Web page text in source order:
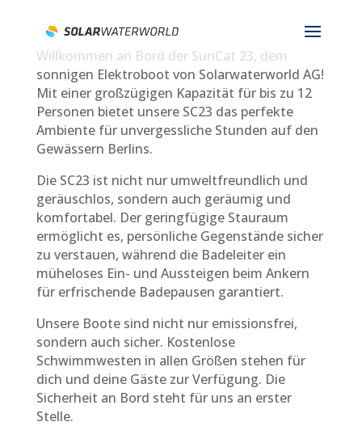
Willkommen an Bord der SunCat 23, dem
sonnigen Elektroboot von Solarwaterworld AG!
Mit einer großzügigen Kapazität für bis zu 12
Personen bietet unsere SC23 das perfekte
Ambiente für unvergessliche Stunden auf den
Gewässern Berlins.
Die SC23 ist nicht nur umweltfreundlich und
geräuschlos, sondern auch geräumig und
komfortabel. Der geringfügige Stauraum
ermöglicht es, persönliche Gegenstände sicher
zu verstauen, während die Badeleiter ein
müheloses Ein- und Aussteigen beim Ankern
für erfrischende Badepausen garantiert.
Unsere Boote sind nicht nur emissionsfrei,
sondern auch sicher. Kostenlose
Schwimmwesten in allen Größen stehen für
dich und deine Gäste zur Verfügung. Die
Sicherheit an Bord steht für uns an erster
Stelle.